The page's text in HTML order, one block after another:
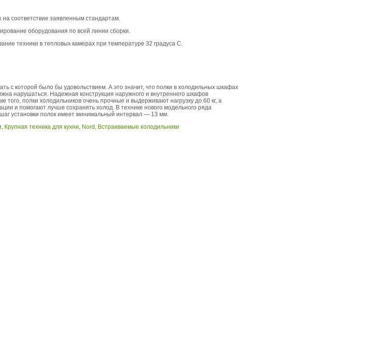
соответствие заявленным стандартам.
оборудования по всей линии сборки.
техники в тепловых камерах при температуре 32 градуса С.
с которой было бы удовольствием. А это значит, что полки в холодильных шкафах
нарушаться. Надежная конструкция наружного и внутреннего шкафов
того, полки холодильников очень прочные и выдерживают нагрузку до 60 кг, а
и помогают лучше сохранять холод. В технике нового модельного ряда
установки полок имеет минимальный интервал — 13 мм.
, Крупная техника для кухни, Nord , Встраиваемые холодильники